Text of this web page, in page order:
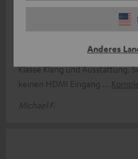
Anderes
Grundsätzlich bin ich extrem
Klasse Klang und Ausstattung.
keinen HDMI Eingang
Michael F.